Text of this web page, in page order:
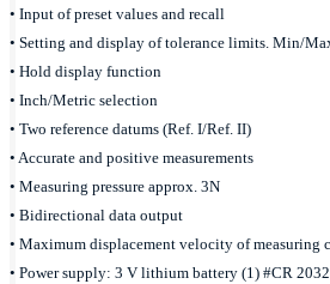
• Input of preset values and recall
• Setting and display of tolerance limits. Min/
• Hold display function
• Inch/Metric selection
• Two reference datums (Ref. I/Ref. II)
• Accurate and positive measurements
• Measuring pressure approx. 3N
• Bidirectional data output
• Maximum displacement velocity of measuring
• Power supply: 3 V lithium battery (1) #CR 2032